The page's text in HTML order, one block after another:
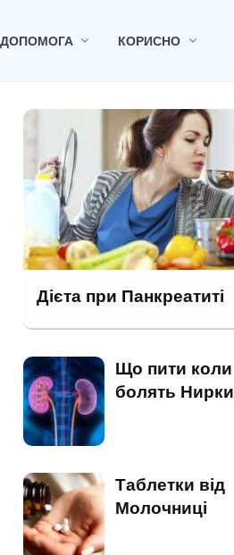
ДОПОМОГА КОРИСНО
Дієта при Панкреатиті
Що пити коли
болять Нирки
Таблетки від
Молочниці